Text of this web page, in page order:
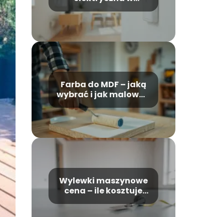
podłodze czy na
ścianie? Porównanie
rozwiązań
Farba do MDF – jaką
wybrać i jak malować
krok po kroku
Wylewki maszynowe
cena – ile kosztuje
metr i od czego
zależy?